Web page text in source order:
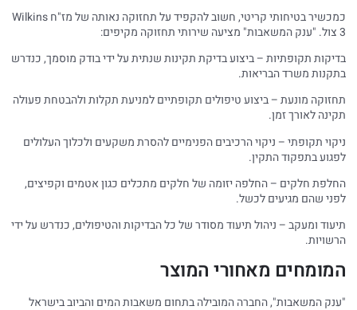
כמכשיר בטיחותי קריטי, חשוב להקפיד על תחזוקה נאותה של מז"ח Wilkins
3 צול. "ענק המשאבות" מציעה שירותי תחזוקה מקיפים:
בדיקות תקופתיות – ביצוע בדיקת תקינות שנתית על ידי בודק מוסמך, כנדרש
בתקנות משרד הבריאות.
תחזוקה מונעת – ביצוע טיפולים תקופתיים למניעת תקלות ולהבטחת פעולה
תקינה לאורך זמן.
ניקוי תקופתי – ניקוי הרכיבים הפנימיים להסרת משקעים ולכלוך העלולים
לפגוע בתפקוד התקין.
החלפת חלקים – החלפה יזומה של חלקים מתכלים כגון אטמים וקפיצים,
לפני שהם מגיעים לכשל.
תיעוד ומעקב – ניהול תיעוד מסודר של כל הבדיקות והטיפולים, כנדרש על ידי
הרשויות.
המומחים מאחורי המוצר
"ענק המשאבות", החברה המובילה בתחום משאבות המים והביוב בישראל